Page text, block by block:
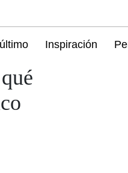
Inspiración